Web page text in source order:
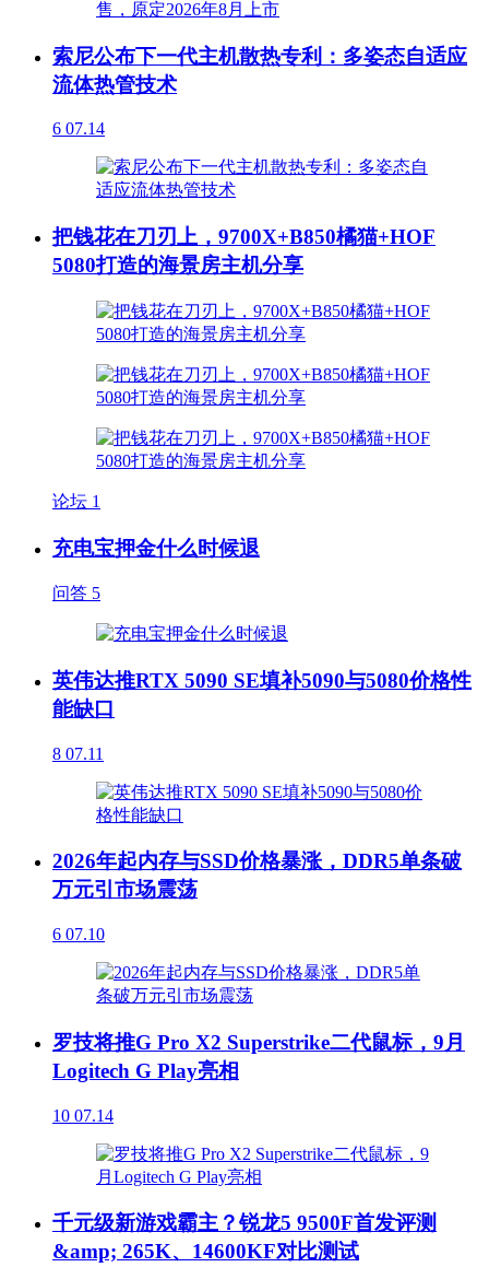
索尼公布下一代主机散热专利：多姿态自适应
流体热管技术
6 07.14
把钱花在刀刃上，9700X+B850橘猫+HOF
5080打造的海景房主机分享
论坛 1
充电宝押金什么时候退
问答 5
英伟达推RTX 5090 SE填补5090与5080价格性
能缺口
8 07.11
2026年起内存与SSD价格暴涨，DDR5单条破
万元引市场震荡
6 07.10
罗技将推G Pro X2 Superstrike二代鼠标，9月
Logitech G Play亮相
10 07.14
千元级新游戏霸主？锐龙5 9500F首发评测
&amp; 265K、14600KF对比测试